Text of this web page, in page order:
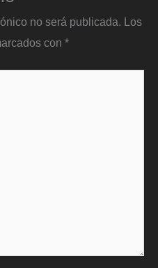
no será publicada. Los
con *